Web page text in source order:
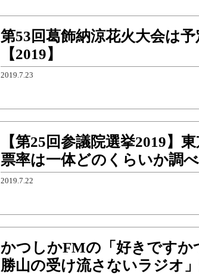
第53回葛飾納涼花火大会は
【2019】
2019.7.23
【第25回参議院選挙2019】
票率は一体どのくらいか調
2019.7.22
かつしかFMの「好きですか
勝山の受け流さないラジオ